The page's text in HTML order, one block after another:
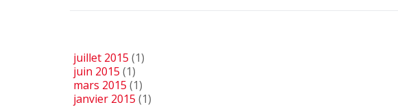
juillet 2015 (1)
juin 2015 (1)
mars 2015 (1)
janvier 2015 (1)